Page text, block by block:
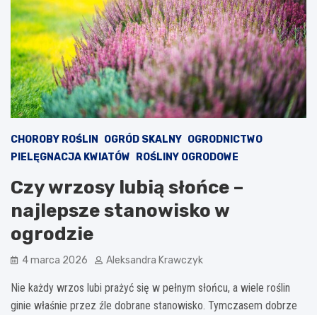
CHOROBY ROŚLIN OGRÓD SKALNY OGRODNICTWO
PIELĘGNACJA KWIATÓW
ROŚLINY OGRODOWE
Czy wrzosy lubią słońce –
najlepsze stanowisko w
ogrodzie
4 marca 2026 Aleksandra Krawczyk
Nie każdy wrzos lubi prażyć się w pełnym słońcu, a wiele roślin
ginie właśnie przez źle dobrane stanowisko. Tymczasem dobrze